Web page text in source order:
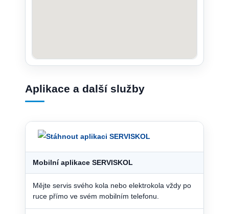
Aplikace a další služby
Mobilní aplikace SERVISKOL
Mějte servis svého kola nebo elektrokola vždy po
ruce přímo ve svém mobilním telefonu.